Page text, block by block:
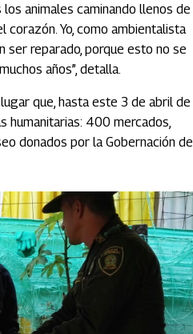
animales caminando llenos de
corazón. Yo, como ambientalista
ser reparado, porque esto no se
años”, detalla.
que, hasta este 3 de abril de
humanitarias: 400 mercados,
donados por la Gobernación de